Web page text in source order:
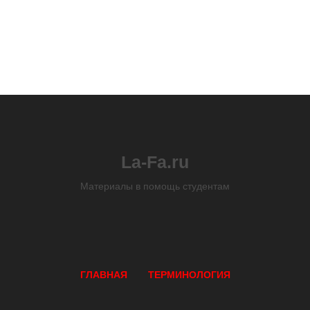
La-Fa.ru
Материалы в помощь студентам
ГЛАВНАЯ ТЕРМИНОЛОГИЯ